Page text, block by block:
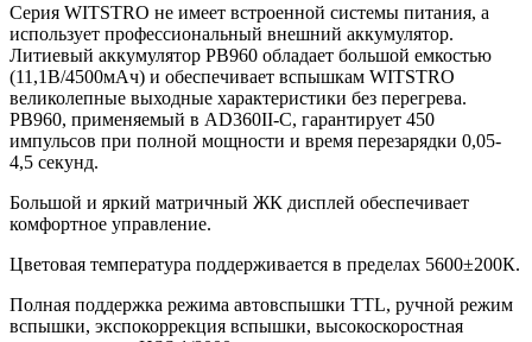
Серия WITSTRO не имеет встроенной системы питания, а
использует профессиональный внешний аккумулятор.
Литиевый аккумулятор PB960 обладает большой емкостью
(11,1В/4500мАч) и обеспечивает вспышкам WITSTRO
великолепные выходные характеристики без перегрева.
PB960, применяемый в AD360II-С, гарантирует 450
импульсов при полной мощности и время перезарядки 0,05-
4,5 секунд.
Большой и яркий матричный ЖК дисплей обеспечивает
комфортное управление.
Цветовая температура поддерживается в пределах 5600±200К.
Полная поддержка режима автовспышки TTL, ручной режим
вспышки, экспокоррекция вспышки, высокоскоростная